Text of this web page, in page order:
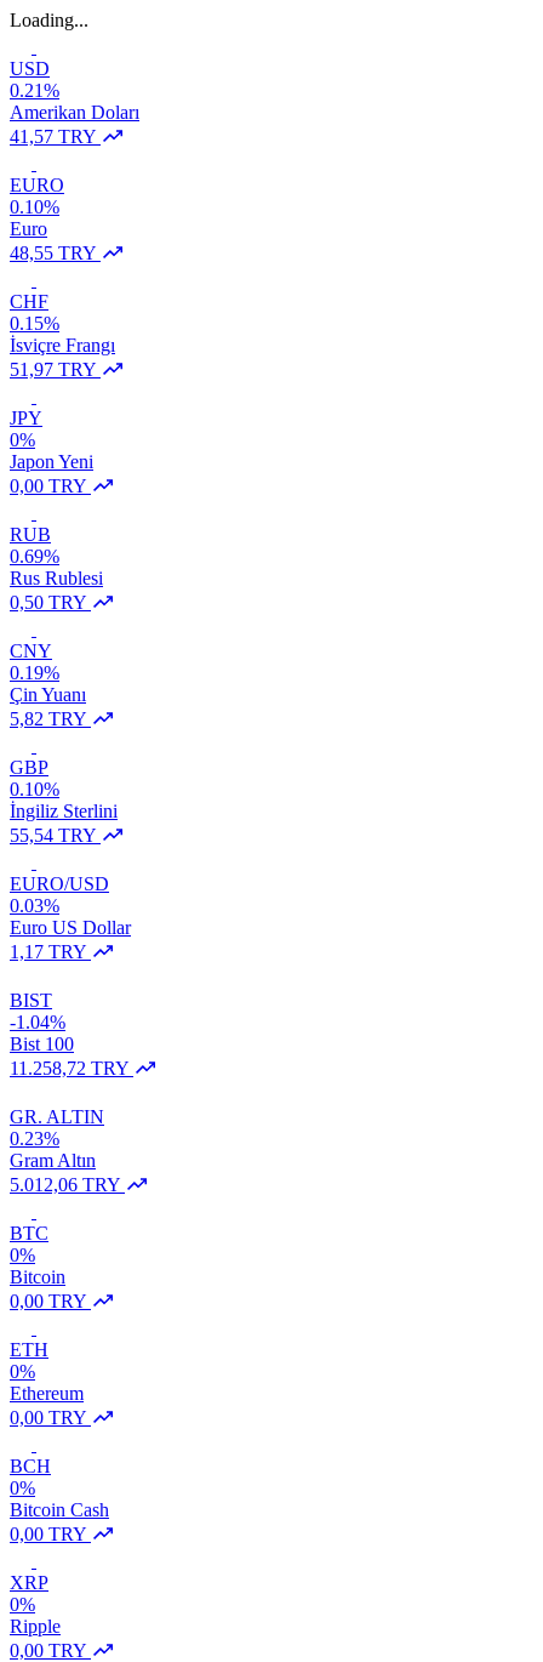
Loading...
USD
0.21%
Amerikan Doları
41,57 TRY
EURO
0.10%
Euro
48,55 TRY
CHF
0.15%
İsviçre Frangı
51,97 TRY
JPY
0%
Japon Yeni
0,00 TRY
RUB
0.69%
Rus Rublesi
0,50 TRY
CNY
0.19%
Çin Yuanı
5,82 TRY
GBP
0.10%
İngiliz Sterlini
55,54 TRY
EURO/USD
0.03%
Euro US Dollar
1,17 TRY
BIST
-1.04%
Bist 100
11.258,72 TRY
GR. ALTIN
0.23%
Gram Altın
5.012,06 TRY
BTC
0%
Bitcoin
0,00 TRY
ETH
0%
Ethereum
0,00 TRY
BCH
0%
Bitcoin Cash
0,00 TRY
XRP
0%
Ripple
0,00 TRY